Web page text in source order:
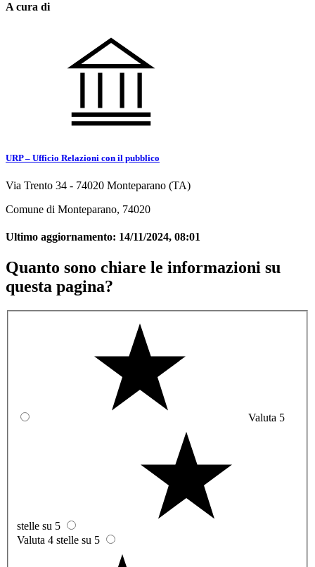
A cura di
URP – Ufficio Relazioni con il pubblico
Via Trento 34 - 74020 Monteparano (TA)
Comune di Monteparano, 74020
Ultimo aggiornamento: 14/11/2024, 08:01
Quanto sono chiare le informazioni su
questa pagina?
Valuta 5
stelle su 5
Valuta 4 stelle su 5